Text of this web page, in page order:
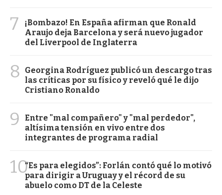
7
¡Bombazo! En España afirman que Ronald
Araujo deja Barcelona y será nuevo jugador
del Liverpool de Inglaterra
8
Georgina Rodríguez publicó un descargo tras
las críticas por su físico y reveló qué le dijo
Cristiano Ronaldo
9
Entre "mal compañero" y "mal perdedor",
altísima tensión en vivo entre dos
integrantes de programa radial
10“Es para elegidos”: Forlán contó qué lo motivó
para dirigir a Uruguay y el récord de su
abuelo como DT de la Celeste